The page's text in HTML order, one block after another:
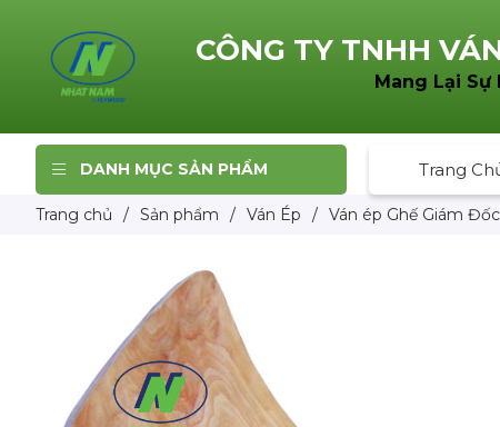
CÔNG TY TNHH
Mang Lại Sự
DANH MỤC SẢN PHẨM Trang
Trang chủ / Sản phẩm / Ván Ép / Ván ép Ghế Giám Đốc